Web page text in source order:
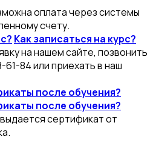
оплата через системы
счету.
Как записаться на курс?
на нашем сайте, позвонить
61-84 или приехать в наш
после обучения?
после обучения?
сертификат от